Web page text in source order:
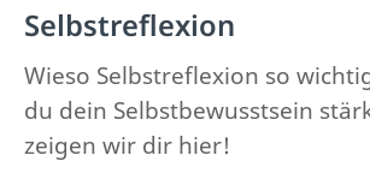
Selbstreflexion
Wieso Selbstreflexion so
du dein Selbstbewusstsein
zeigen wir dir hier!